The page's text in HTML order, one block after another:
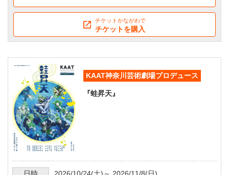
チケットかながわで
チケットを購入
KAAT神奈川芸術劇場プロデュース
『蛙昇天』